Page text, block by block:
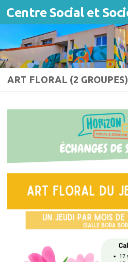
Skip to content
ART FLORAL (2 GROUPES)